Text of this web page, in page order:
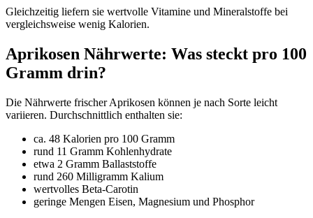
Gleichzeitig liefern sie wertvolle Vitamine und Mineralstoffe bei
vergleichsweise wenig Kalorien.
Aprikosen Nährwerte: Was steckt pro 100
Gramm drin?
Die Nährwerte frischer Aprikosen können je nach Sorte leicht
variieren. Durchschnittlich enthalten sie:
ca. 48 Kalorien pro 100 Gramm
rund 11 Gramm Kohlenhydrate
etwa 2 Gramm Ballaststoffe
rund 260 Milligramm Kalium
wertvolles Beta-Carotin
geringe Mengen Eisen, Magnesium und Phosphor